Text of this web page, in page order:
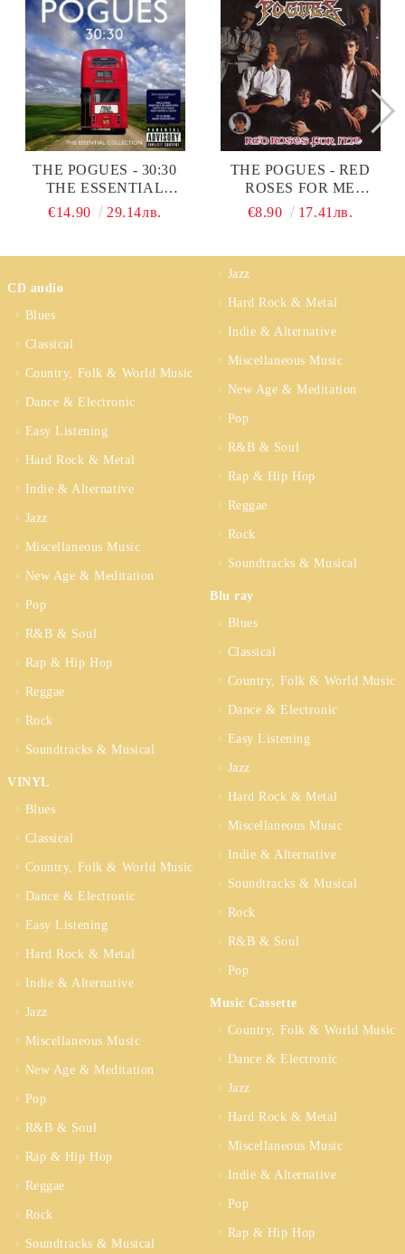
THE POGUES - 30:30
THE ESSENTIAL
COLLECTION (2CD) (CD)
€14.90 29.14лв.
THE POGUES - RED
ROSES FOR ME
(EXPANDED &
€8.90 17.41лв.
CD audio
Blues
Classical
Country, Folk & World Music
Dance & Electronic
Easy Listening
Hard Rock & Metal
Indie & Alternative
Jazz
Miscellaneous Music
New Age & Meditation
Pop
R&B & Soul
Rap & Hip Hop
Reggae
Rock
Soundtracks & Musical
VINYL
Blues
Classical
Country, Folk & World Music
Dance & Electronic
Easy Listening
Hard Rock & Metal
Indie & Alternative
Jazz
Miscellaneous Music
New Age & Meditation
Pop
R&B & Soul
Rap & Hip Hop
Reggae
Rock
Soundtracks & Musical
Jazz
Hard Rock & Metal
Indie & Alternative
Miscellaneous Music
New Age & Meditation
Pop
R&B & Soul
Rap & Hip Hop
Reggae
Rock
Soundtracks & Musical
Blu ray
Blues
Classical
Country, Folk & World Music
Dance & Electronic
Easy Listening
Jazz
Hard Rock & Metal
Miscellaneous Music
Indie & Alternative
Soundtracks & Musical
Rock
R&B & Soul
Pop
Music Cassette
Country, Folk & World Music
Dance & Electronic
Jazz
Hard Rock & Metal
Miscellaneous Music
Indie & Alternative
Pop
Rap & Hip Hop